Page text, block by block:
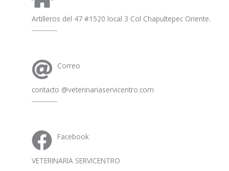
Artilleros del 47 #1520 local 3 Col Chapultepec Oriente.
Correo
contacto @veterinariaservicentro.com
Facebook
VETERINARIA SERVICENTRO